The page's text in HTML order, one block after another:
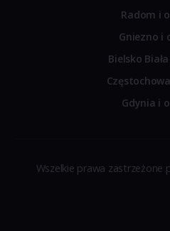
Radom i
Gniezno i
Bielsko
Gdynia i
Wszelkie prawa zastrzeżone